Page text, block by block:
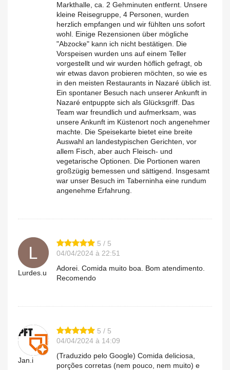
Markthalle, ca. 2 Gehminuten entfernt. Unsere
kleine Reisegruppe, 4 Personen, wurden
herzlich empfangen und wir fühlten uns sofort
wohl. Einige Rezensionen über mögliche
"Abzocke" kann ich nicht bestätigen. Die
Vorspeisen wurden uns auf einem Teller
vorgestellt und wir wurden höflich gefragt, ob
wir etwas davon probieren möchten, so wie es
in den meisten Restaurants in Nazaré üblich ist.
Ein spontaner Besuch nach unserer Ankunft in
Nazaré entpuppte sich als Glücksgriff. Das
Team war freundlich und aufmerksam, was
unsere Ankunft im Küstenort noch angenehmer
machte. Die Speisekarte bietet eine breite
Auswahl an landestypischen Gerichten, vor
allem Fisch, aber auch Fleisch- und
vegetarische Optionen. Die Portionen waren
großzügig bemessen und sättigend. Insgesamt
war unser Besuch im Taberninha eine rundum
angenehme Erfahrung.
Lurdes.u
5 / 5
04/04/2024 à 22:51
Adorei. Comida muito boa. Bom atendimento.
Recomendo
Jan.i
5 / 5
04/04/2024 à 14:09
(Traduzido pelo Google) Comida deliciosa,
porções corretas (nem pouco, nem muito) e